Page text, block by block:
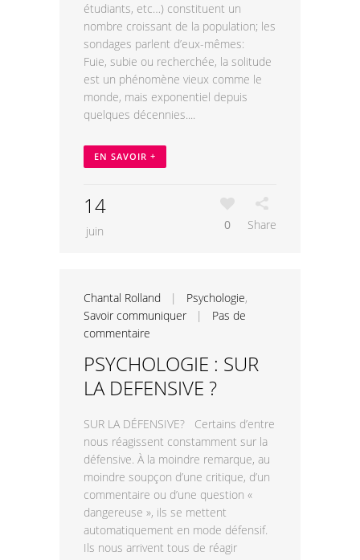
étudiants, etc…) constituent un
nombre croissant de la population; les
sondages parlent d’eux-mêmes:
Fuie, subie ou recherchée, la solitude
est un phénomène vieux comme le
monde, mais exponentiel depuis
quelques décennies....
EN SAVOIR +
14
juin 0 Share
Chantal Rolland | Psychologie,
Savoir communiquer | Pas de
commentaire
PSYCHOLOGIE : SUR
LA DEFENSIVE ?
SUR LA DÉFENSIVE? Certains d’entre
nous réagissent constamment sur la
défensive. À la moindre remarque, au
moindre soupçon d’une critique, d’un
commentaire ou d’une question «
dangereuse », ils se mettent
automatiquement en mode défensif.
Ils nous arrivent tous de réagir